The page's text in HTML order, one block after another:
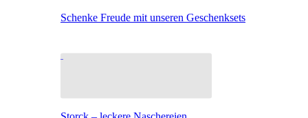
Schenke Freude mit unseren Geschenksets